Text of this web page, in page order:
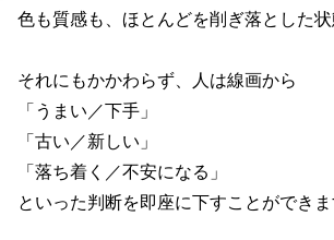
色も質感も、ほとんどを削ぎ落とした状
それにもかかわらず、人は線画から
「うまい／下手」
「古い／新しい」
「落ち着く／不安になる」
といった判断を即座に下すことができま